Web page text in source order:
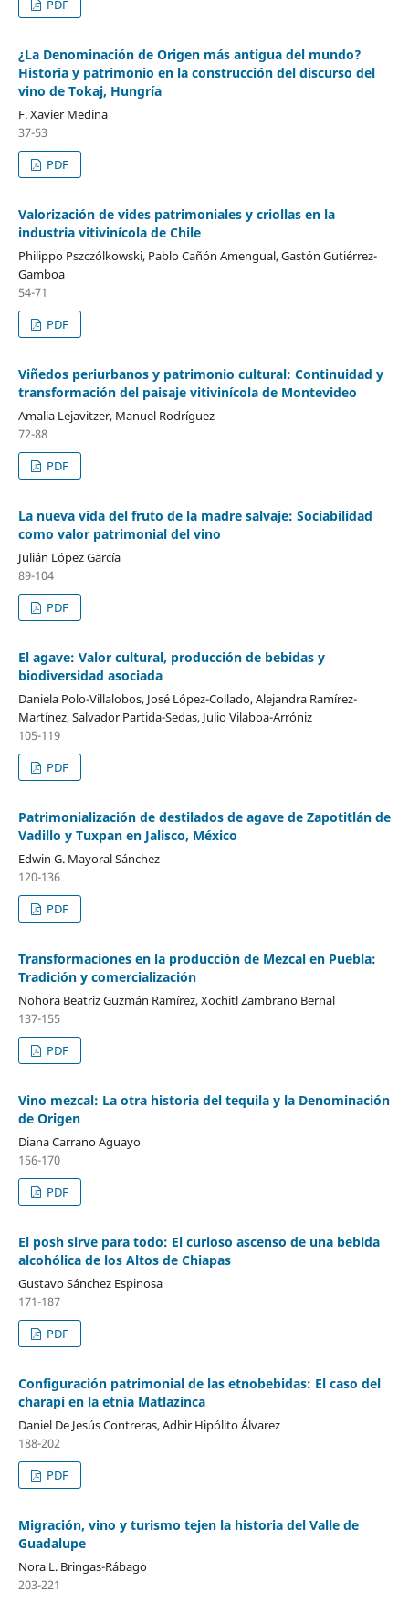
PDF
¿La Denominación de Origen más antigua del mundo?
Historia y patrimonio en la construcción del discurso del
vino de Tokaj, Hungría
F. Xavier Medina
37-53
PDF
Valorización de vides patrimoniales y criollas en la
industria vitivinícola de Chile
Philippo Pszczólkowski, Pablo Cañón Amengual, Gastón Gutiérrez-
Gamboa
54-71
PDF
Viñedos periurbanos y patrimonio cultural: Continuidad y
transformación del paisaje vitivinícola de Montevideo
Amalia Lejavitzer, Manuel Rodríguez
72-88
PDF
La nueva vida del fruto de la madre salvaje: Sociabilidad
como valor patrimonial del vino
Julián López García
89-104
PDF
El agave: Valor cultural, producción de bebidas y
biodiversidad asociada
Daniela Polo-Villalobos, José López-Collado, Alejandra Ramírez-
Martínez, Salvador Partida-Sedas, Julio Vilaboa-Arróniz
105-119
PDF
Patrimonialización de destilados de agave de Zapotitlán de
Vadillo y Tuxpan en Jalisco, México
Edwin G. Mayoral Sánchez
120-136
PDF
Transformaciones en la producción de Mezcal en Puebla:
Tradición y comercialización
Nohora Beatriz Guzmán Ramírez, Xochitl Zambrano Bernal
137-155
PDF
Vino mezcal: La otra historia del tequila y la Denominación
de Origen
Diana Carrano Aguayo
156-170
PDF
El posh sirve para todo: El curioso ascenso de una bebida
alcohólica de los Altos de Chiapas
Gustavo Sánchez Espinosa
171-187
PDF
Configuración patrimonial de las etnobebidas: El caso del
charapi en la etnia Matlazinca
Daniel De Jesús Contreras, Adhir Hipólito Álvarez
188-202
PDF
Migración, vino y turismo tejen la historia del Valle de
Guadalupe
Nora L. Bringas-Rábago
203-221